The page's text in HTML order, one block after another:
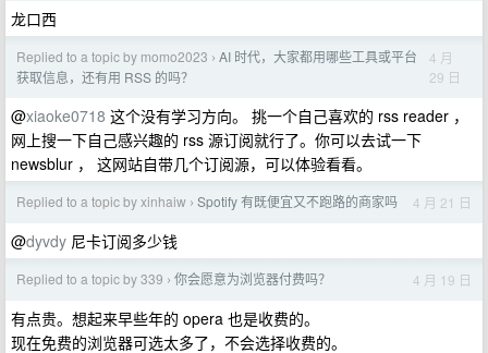
龙口西
Replied to a topic by momo2023 › AI 时代，大家都用哪些工具或平台
获取信息，还有用 RSS 的吗？
4 月
29 日
@xiaoke0718 这个没有学习方向。 挑一个自己喜欢的 rss reader ，
网上搜一下自己感兴趣的 rss 源订阅就行了。你可以去试一下
newsblur ， 这网站自带几个订阅源，可以体验看看。
Replied to a topic by xinhaiw › Spotify 有既便宜又不跑路的商家吗 4 月 21 日
@dyvdy 尼卡订阅多少钱
Replied to a topic by 339 › 你会愿意为浏览器付费吗？ 4 月 19 日
有点贵。想起来早些年的 opera 也是收费的。
现在免费的浏览器可选太多了，不会选择收费的。